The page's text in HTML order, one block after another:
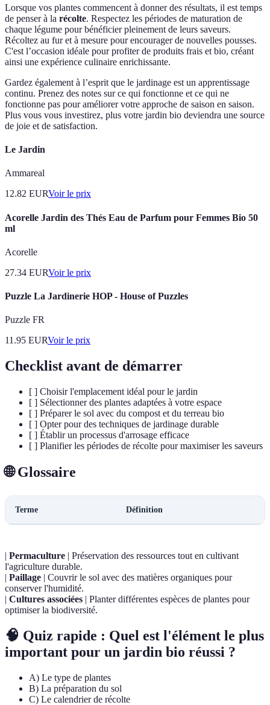
Lorsque vos plantes commencent à donner des résultats, il est temps
de penser à la récolte. Respectez les périodes de maturation de
chaque légume pour bénéficier pleinement de leurs saveurs.
Récoltez au fur et à mesure pour encourager de nouvelles pousses.
C'est l’occasion idéale pour profiter de produits frais et bio, créant
ainsi une expérience culinaire enrichissante.
Gardez également à l’esprit que le jardinage est un apprentissage
continu. Prenez des notes sur ce qui fonctionne et ce qui ne
fonctionne pas pour améliorer votre approche de saison en saison.
Plus vous vous investirez, plus votre jardin bio deviendra une source
de joie et de satisfaction.
Le Jardin
Ammareal
12.82 EURVoir le prix
Acorelle Jardin des Thés Eau de Parfum pour Femmes Bio 50
ml
Acorelle
27.34 EURVoir le prix
Puzzle La Jardinerie HOP - House of Puzzles
Puzzle FR
11.95 EURVoir le prix
Checklist avant de démarrer
[ ] Choisir l'emplacement idéal pour le jardin
[ ] Sélectionner des plantes adaptées à votre espace
[ ] Préparer le sol avec du compost et du terreau bio
[ ] Opter pour des techniques de jardinage durable
[ ] Établir un processus d'arrosage efficace
[ ] Planifier les périodes de récolte pour maximiser les saveurs
🌐 Glossaire
Terme Définition
| Permaculture | Préservation des ressources tout en cultivant
l'agriculture durable.
| Paillage | Couvrir le sol avec des matières organiques pour
conserver l'humidité.
| Cultures associées | Planter différentes espèces de plantes pour
optimiser la biodiversité.
🧠 Quiz rapide : Quel est l'élément le plus
important pour un jardin bio réussi ?
A) Le type de plantes
B) La préparation du sol
C) Le calendrier de récolte